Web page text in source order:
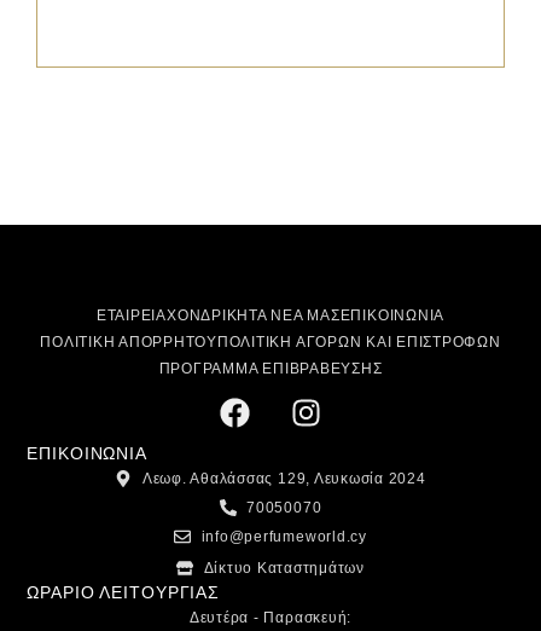
ΕΤΑΙΡΕΙΑΧΟΝΔΡΙΚΗΤΑ ΝΕΑ ΜΑΣ ΕΠΙΚΟΙΝΩΝΙΑ
ΠΟΛΙΤΙΚΗ ΑΠΟΡΡΗΤΟΥ ΠΟΛΙΤΙΚΗ ΑΓΟΡΩΝ ΚΑΙ ΕΠΙΣΤΡΟΦΩΝ
ΠΡΟΓΡΑΜΜΑ ΕΠΙΒΡΑΒΕΥΣΗΣ
ΕΠΙΚΟΙΝΩΝΙΑ
Λεωφ. Αθαλάσσας 129, Λευκωσία 2024
70050070
info@perfumeworld.cy
Δίκτυο Καταστημάτων
ΩΡΑΡΙΟ ΛΕΙΤΟΥΡΓΙΑΣ
Δευτέρα - Παρασκευή: